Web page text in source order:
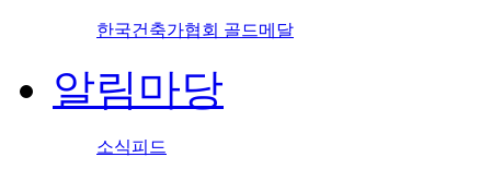
한국건축가협회 골드메달
알림마당
소식피드